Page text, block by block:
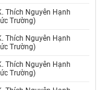
Thích Nguyên Hạnh
Trường)
Thích Nguyên Hạnh
Trường)
Thích Nguyên Hạnh
Trường)